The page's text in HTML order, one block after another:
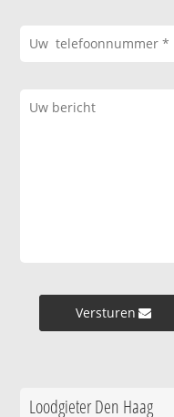
Versturen »
Loodgieter Den Haag